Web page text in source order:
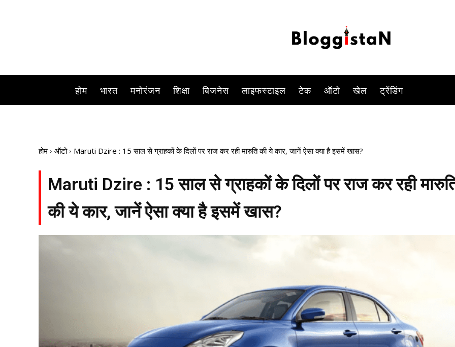
होम भारत मनोरंजन शिक्षा बिजनेस लाइफस्टाइल टेक ऑटो खेल ट्रेंडिंग
होम ऑटो Maruti Dzire : 15 साल से ग्राहकों के दिलों पर राज कर रही मारुति की ये कार, जानें ऐसा क्या है इसमें खास?
Maruti Dzire : 15 साल से ग्राहकों के दिलों पर राज कर रही
की ये कार, जानें ऐसा क्या है इसमें खास?